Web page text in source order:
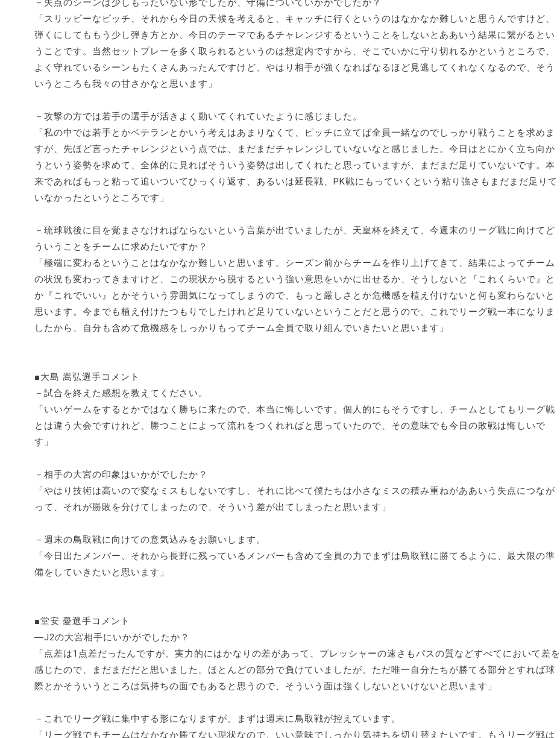
「スリッピーなピッチ、それから今日の天候を考えると、キャッチに行くというのはなかなか難しいと思うんですけど、
弾くにしてももう少し弾き方とか、今日のテーマであるチャレンジするということをしないとああいう結果に繋がるとい
うことです。当然セットプレーを多く取られるというのは想定内ですから、そこでいかに守り切れるかというところで、
よく守れているシーンもたくさんあったんですけど、やはり相手が強くなればなるほど見逃してくれなくなるので、そう
いうところも我々の甘さかなと思います」
－攻撃の方では若手の選手が活きよく動いてくれていたように感じました。
「私の中では若手とかベテランとかいう考えはあまりなくて、ピッチに立てば全員一緒なのでしっかり戦うことを求めま
すが、先ほど言ったチャレンジという点では、まだまだチャレンジしていないなと感じました。今日はとにかく立ち向か
うという姿勢を求めて、全体的に見ればそういう姿勢は出してくれたと思っていますが、まだまだ足りていないです。本
来であればもっと粘って追いついてひっくり返す、あるいは延長戦、PK戦にもっていくという粘り強さもまだまだ足りて
いなかったというところです」
－琉球戦後に目を覚まさなければならないという言葉が出ていましたが、天皇杯を終えて、今週末のリーグ戦に向けてど
ういうことをチームに求めたいですか？
「極端に変わるということはなかなか難しいと思います。シーズン前からチームを作り上げてきて、結果によってチーム
の状況も変わってきますけど、この現状から脱するという強い意思をいかに出せるか、そうしないと『これくらいで』と
か『これでいい』とかそういう雰囲気になってしまうので、もっと厳しさとか危機感を植え付けないと何も変わらないと
思います。今までも植え付けたつもりでしたけれど足りていないということだと思うので、これでリーグ戦一本になりま
したから、自分も含めて危機感をしっかりもってチーム全員で取り組んでいきたいと思います」
■大島 嵩弘選手コメント
－試合を終えた感想を教えてください。
「いいゲームをするとかではなく勝ちに来たので、本当に悔しいです。個人的にもそうですし、チームとしてもリーグ戦
とは違う大会ですけれど、勝つことによって流れをつくれればと思っていたので、その意味でも今日の敗戦は悔しいで
す」
－相手の大宮の印象はいかがでしたか？
「やはり技術は高いので変なミスもしないですし、それに比べて僕たちは小さなミスの積み重ねがああいう失点につなが
って、それが勝敗を分けてしまったので、そういう差が出てしまったと思います」
－週末の鳥取戦に向けての意気込みをお願いします。
「今日出たメンバー、それから長野に残っているメンバーも含めて全員の力でまずは鳥取戦に勝てるように、最大限の準
備をしていきたいと思います」
■堂安 憂選手コメント
―J2の大宮相手にいかがでしたか？
「点差は1点差だったんですが、実力的にはかなりの差があって、プレッシャーの速さもパスの質などすべてにおいて差を
感じたので、まだまだだと思いました。ほとんどの部分で負けていましたが、ただ唯一自分たちが勝てる部分とすれば球
際とかそういうところは気持ちの面でもあると思うので、そういう面は強くしないといけないと思います」
－これでリーグ戦に集中する形になりますが、まずは週末に鳥取戦が控えています。
「リーグ戦でもチームはなかなか勝てない現状なので、いい意味でしっかり気持ちを切り替えたいです。もうリーグ戦は